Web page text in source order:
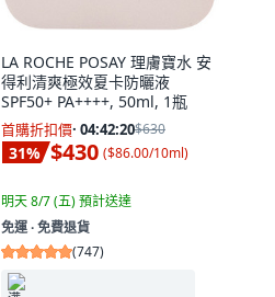
LA ROCHE POSAY 理膚寶水 安
得利清爽極效夏卡防曬液
SPF50+ PA++++, 50ml, 1瓶
首購折扣價· 04:42:19$630
31% $430 ($86.00/10ml)
明天 8/7 (五)預計送達
免運 ∙ 免費退貨
(747)